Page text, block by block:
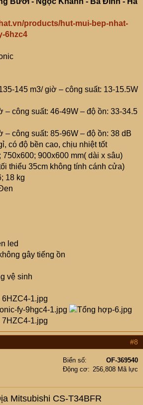
products/hut-mui-bep-nhat-
6hzc4
145 m3/ giờ – công suất: 13-15.5W
– công suất: 46-49W – độ ồn: 33-34.5
– công suất: 85-96W – độ ồn: 38 dB
có độ bền cao, chịu nhiệt tốt
900x600 mm( dài x sâu)
thiểu 35cm không tính cánh cửa)
18 kg
led
gây tiếng ồn
vệ sinh
#8
Biển số
OF-369540
Động cơ
256,808 Mã lực
Mitsubishi CS-T34BFR